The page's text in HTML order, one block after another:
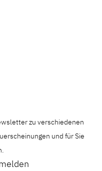
zu verschiedenen
und für Sie